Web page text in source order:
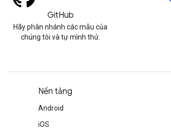
GitHub
Hãy phân nhánh các mẫu của
chúng tôi và tự mình thử.
Nền tảng
Android
iOS